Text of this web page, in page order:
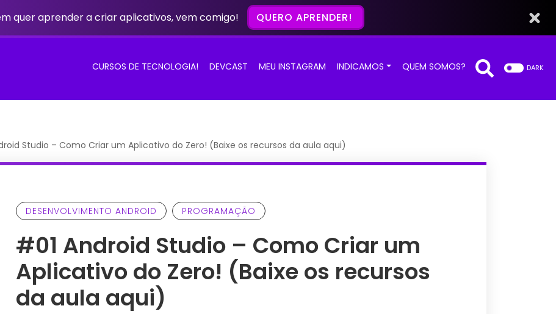
quer aprender a criar aplicativos, vem comigo! QUERO APRENDER!
CURSOS DE TECNOLOGIA! DEVCAST MEU INSTAGRAM INDICAMOS QUEM SOMOS? DARK
Studio – Como Criar um Aplicativo do Zero! (Baixe os recursos da aula aqui)
DESENVOLVIMENTO ANDROID PROGRAMAÇÃO
#01 Android Studio – Como Criar um
Aplicativo do Zero! (Baixe os recursos
da aula aqui)